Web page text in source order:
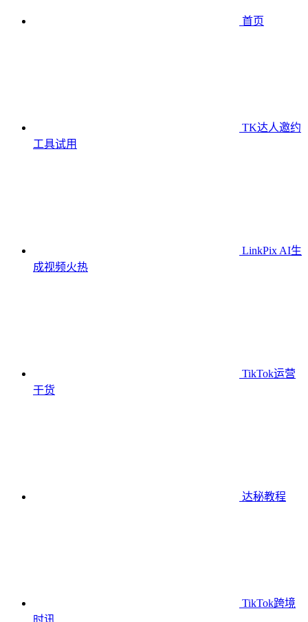
首页
TK达人邀约
工具试用
LinkPix AI生
成视频火热
TikTok运营
干货
达秘教程
TikTok跨境
时讯